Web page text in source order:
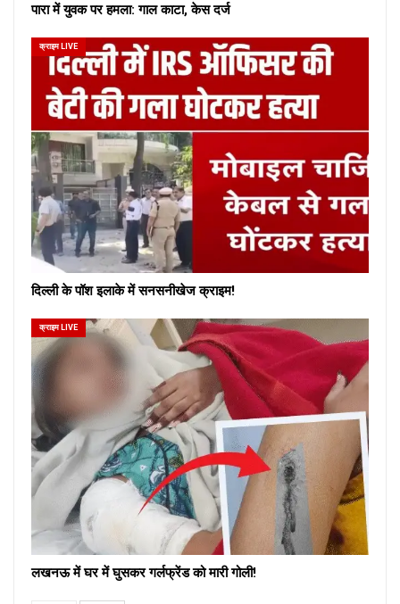
पारा में युवक पर हमला: गाल काटा, केस दर्ज
क्राइम LIVE
दिल्ली के पॉश इलाके में सनसनीखेज क्राइम!
क्राइम LIVE
लखनऊ में घर में घुसकर गर्लफ्रेंड को मारी गोली!